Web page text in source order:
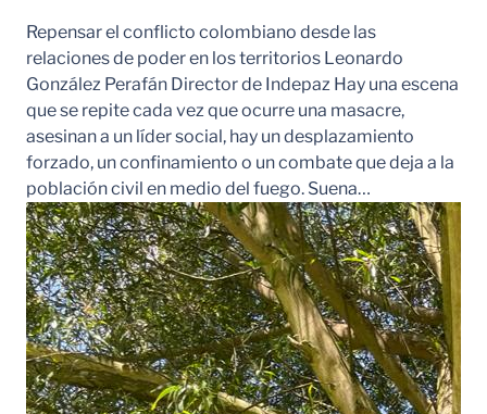
Repensar el conflicto colombiano desde las
relaciones de poder en los territorios Leonardo
González Perafán Director de Indepaz Hay una escena
que se repite cada vez que ocurre una masacre,
asesinan a un líder social, hay un desplazamiento
forzado, un confinamiento o un combate que deja a la
población civil en medio del fuego. Suena…